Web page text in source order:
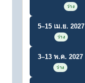
ว่าง
5–15 เม.ย. 2027
ว่าง
3–13 พ.ค. 2027
ว่าง